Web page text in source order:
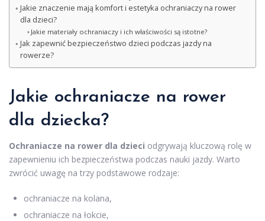
Jakie znaczenie mają komfort i estetyka ochraniaczy na rower
dla dzieci?
Jakie materiały ochraniaczy i ich właściwości są istotne?
Jak zapewnić bezpieczeństwo dzieci podczas jazdy na
rowerze?
Jakie ochraniacze na rower
dla dziecka?
Ochraniacze na rower dla dzieci odgrywają kluczową rolę w
zapewnieniu ich bezpieczeństwa podczas nauki jazdy. Warto
zwrócić uwagę na trzy podstawowe rodzaje:
ochraniacze na kolana,
ochraniacze na łokcie,